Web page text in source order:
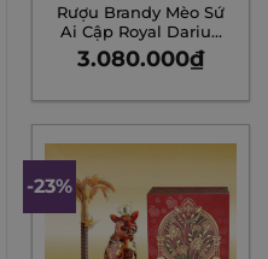
Rượu Brandy Mèo Sứ
Ai Cập Royal Darius
XO Gold 23K – 1500ml
– Bản tết 2023
3.080.000₫
-23%